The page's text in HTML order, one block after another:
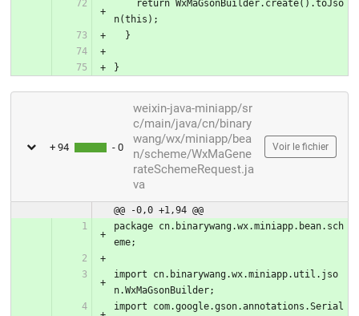
n(this);
  }
}
+ 94 - 0
weixin-java-miniapp/sr
c/main/java/cn/binary
wang/wx/miniapp/bea
n/scheme/WxMaGene
rateSchemeRequest.ja
va
Voir le fichier
@@ -0,0 +1,94 @@
package cn.binarywang.wx.miniapp.bean.sch
eme;
import cn.binarywang.wx.miniapp.util.jso
n.WxMaGsonBuilder;
import com.google.gson.annotations.Serial